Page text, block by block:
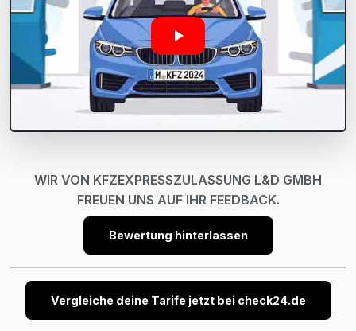
WIR VON KFZEXPRESSZULASSUNG L&D GMBH
FREUEN UNS AUF IHR FEEDBACK.
Bewertung hinterlassen
Vergleiche deine Tarife jetzt bei check24.de